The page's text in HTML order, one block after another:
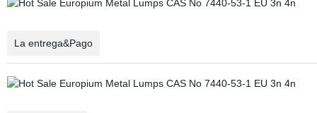
La entrega&Pago